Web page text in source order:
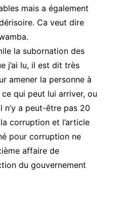
mais a également
Ca veut dire
la subornation des
j’ai lu, il est dit très
amener la personne à
qui peut lui arriver, ou
n’y a peut-être pas 20
corruption et l’article
pour corruption ne
affaire de
du gouvernement